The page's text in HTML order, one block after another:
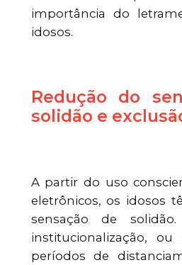
importância do
idosos.
Redução do
solidão e
A partir do uso
eletrônicos, os idosos
sensação de
institucionalização,
períodos de